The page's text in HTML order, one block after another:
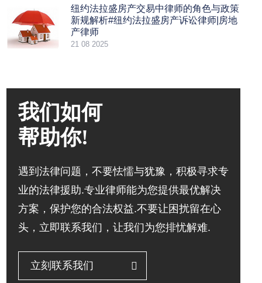
纽约法拉盛房产交易中律师的角色与政策
新规解析#纽约法拉盛房产诉讼律师|房地
产律师
21 08 2025
我们如何
帮助你!
遇到法律问题，不要怯懦与犹豫，积极寻求专
业的法律援助.专业律师能为您提供最优解决
方案，保护您的合法权益.不要让困扰留在心
头，立即联系我们，让我们为您排忧解难.
立刻联系我们